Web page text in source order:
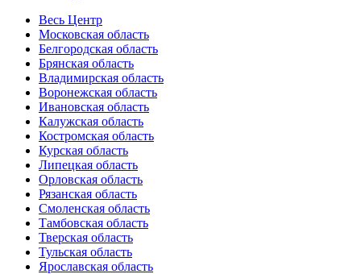
Весь Центр
Московская область
Белгородская область
Брянская область
Владимирская область
Воронежская область
Ивановская область
Калужская область
Костромская область
Курская область
Липецкая область
Орловская область
Рязанская область
Смоленская область
Тамбовская область
Тверская область
Тульская область
Ярославская область